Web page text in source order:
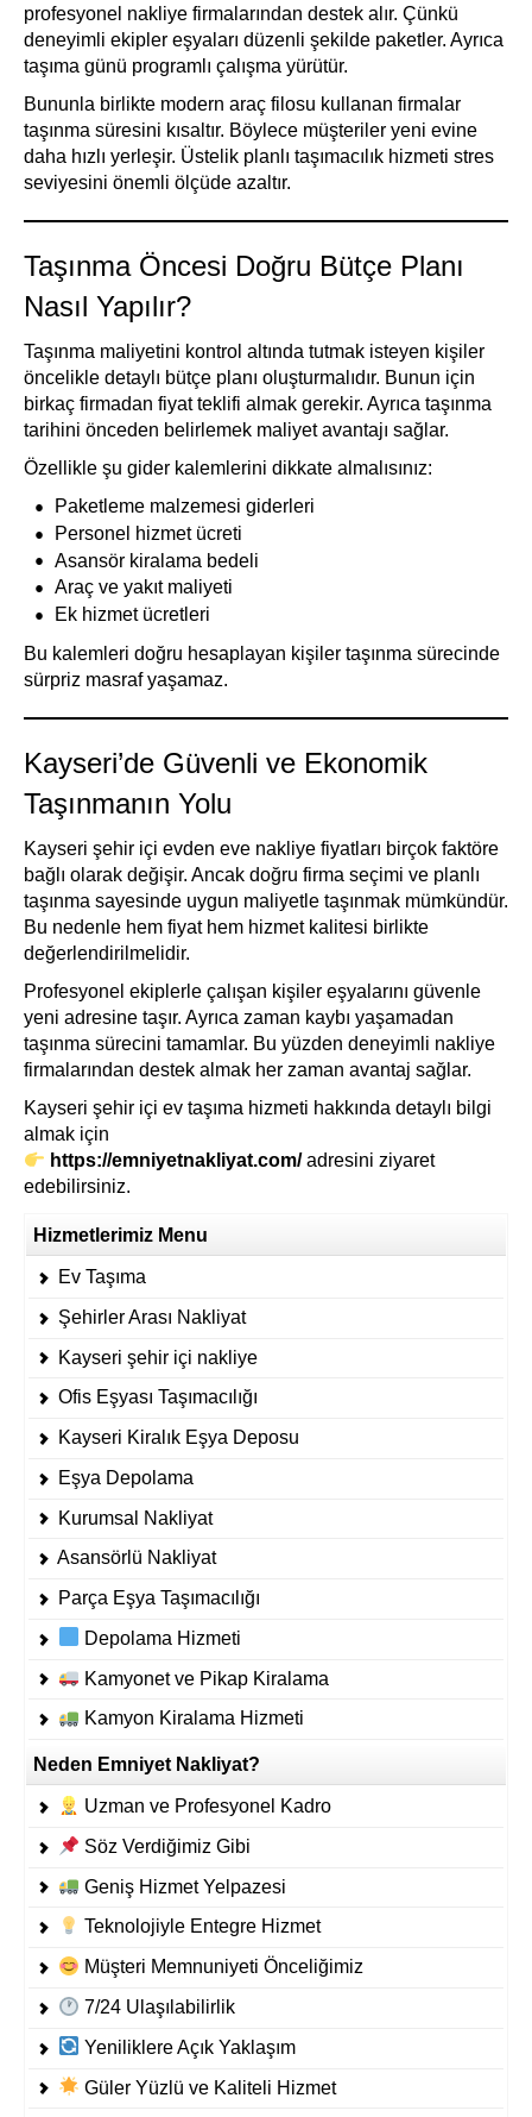
profesyonel nakliye firmalarından destek alır. Çünkü
deneyimli ekipler eşyaları düzenli şekilde paketler. Ayrıca
taşıma günü programlı çalışma yürütür.
Bununla birlikte modern araç filosu kullanan firmalar
taşınma süresini kısaltır. Böylece müşteriler yeni evine
daha hızlı yerleşir. Üstelik planlı taşımacılık hizmeti stres
seviyesini önemli ölçüde azaltır.
Taşınma Öncesi Doğru Bütçe Planı
Nasıl Yapılır?
Taşınma maliyetini kontrol altında tutmak isteyen kişiler
öncelikle detaylı bütçe planı oluşturmalıdır. Bunun için
birkaç firmadan fiyat teklifi almak gerekir. Ayrıca taşınma
tarihini önceden belirlemek maliyet avantajı sağlar.
Özellikle şu gider kalemlerini dikkate almalısınız:
Paketleme malzemesi giderleri
Personel hizmet ücreti
Asansör kiralama bedeli
Araç ve yakıt maliyeti
Ek hizmet ücretleri
Bu kalemleri doğru hesaplayan kişiler taşınma sürecinde
sürpriz masraf yaşamaz.
Kayseri’de Güvenli ve Ekonomik
Taşınmanın Yolu
Kayseri şehir içi evden eve nakliye fiyatları birçok faktöre
bağlı olarak değişir. Ancak doğru firma seçimi ve planlı
taşınma sayesinde uygun maliyetle taşınmak mümkündür.
Bu nedenle hem fiyat hem hizmet kalitesi birlikte
değerlendirilmelidir.
Profesyonel ekiplerle çalışan kişiler eşyalarını güvenle
yeni adresine taşır. Ayrıca zaman kaybı yaşamadan
taşınma sürecini tamamlar. Bu yüzden deneyimli nakliye
firmalarından destek almak her zaman avantaj sağlar.
Kayseri şehir içi ev taşıma hizmeti hakkında detaylı bilgi
almak için
https://emniyetnakliyat.com/adresini ziyaret
edebilirsiniz.
Hizmetlerimiz Menu
Ev Taşıma
Şehirler Arası Nakliyat
Kayseri şehir içi nakliye
Ofis Eşyası Taşımacılığı
Kayseri Kiralık Eşya Deposu
Eşya Depolama
Kurumsal Nakliyat
Asansörlü Nakliyat
Parça Eşya Taşımacılığı
Depolama Hizmeti
Kamyonet ve Pikap Kiralama
Kamyon Kiralama Hizmeti
Neden Emniyet Nakliyat?
Uzman ve Profesyonel Kadro
Söz Verdiğimiz Gibi
Geniş Hizmet Yelpazesi
Teknolojiyle Entegre Hizmet
Müşteri Memnuniyeti Önceliğimiz
7/24 Ulaşılabilirlik
Yeniliklere Açık Yaklaşım
Güler Yüzlü ve Kaliteli Hizmet